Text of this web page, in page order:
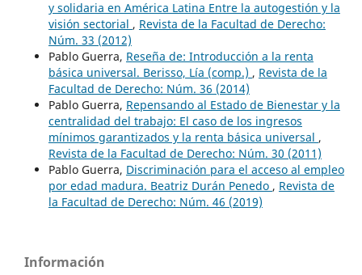
y solidaria en América Latina Entre la autogestión y la
visión sectorial , Revista de la Facultad de Derecho:
Núm. 33 (2012)
Pablo Guerra, Reseña de: Introducción a la renta
básica universal. Berisso, Lía (comp.) , Revista de la
Facultad de Derecho: Núm. 36 (2014)
Pablo Guerra, Repensando al Estado de Bienestar y la
centralidad del trabajo: El caso de los ingresos
mínimos garantizados y la renta básica universal ,
Revista de la Facultad de Derecho: Núm. 30 (2011)
Pablo Guerra, Discriminación para el acceso al empleo
por edad madura. Beatriz Durán Penedo , Revista de
la Facultad de Derecho: Núm. 46 (2019)
Información